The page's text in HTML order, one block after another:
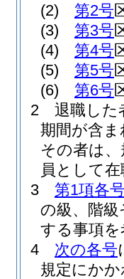
(2)
第2号
(3)
第3号
(4)
第4号
(5)
第5号
(6)
第6号
2
退職した
期間が含
その者は
員として
3
第1項各
の級、階
する事項
4
次の各号
規定にか